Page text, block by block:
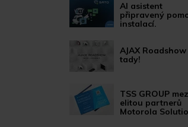
AI asistent
připravený
instalací.
AJAX
tady!
TSS GROUP
elitou partnerů
Motorola